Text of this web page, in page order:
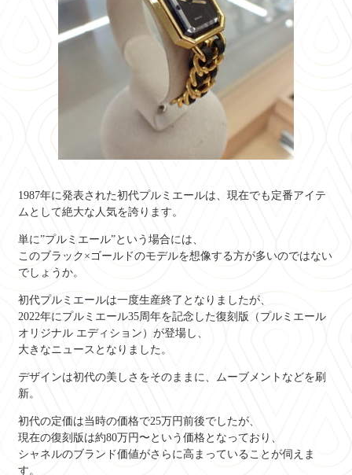
1987年に発表された初代プルミエールは、現在でも定番アイテ
ムとして絶大な人気を誇ります。
単に”プルミエール”という場合には、
このブラック×ゴールドのモデルを想像する方が多いのではない
でしょうか。
初代プルミエールは一度生産終了となりましたが、
2022年にプルミエール35周年を記念した復刻版（プルミエール
オリジナル エディション）が登場し、
大きなニュースとなりました。
デザインは初代の美しさをそのままに、ムーブメントなどを刷
新。
初代の定価は当時の価格で25万円前後でしたが、
現在の復刻版は約80万円〜という価格となっており、
シャネルのブランド価値がさらに高まっていることが伺えま
す。